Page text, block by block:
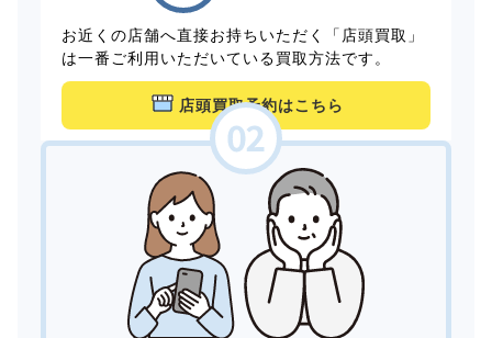
お近くの店舗へ直接お持ちいただく「店頭買取」
は一番ご利用いただいている買取方法です。
店頭買取予約はこちら